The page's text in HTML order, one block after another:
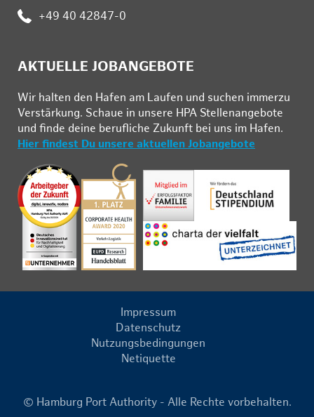
Telefon:
+49 40 42847-0
AKTUELLE JOBANGEBOTE
Wir hal­ten den Ha­fen am Lau­fen und su­chen im­mer­zu
Ver­stär­kung. Schau­e in un­se­re HPA Stel­len­an­ge­bo­te
und fin­de deine be­ruf­li­che Zu­kunft bei uns im Ha­fen.
Hier findest Du unsere aktuellen Jobangebote
Impressum
Datenschutz
Nutzungsbedingungen
Netiquette
© Hamburg Port Authority - Alle Rechte vorbehalten.